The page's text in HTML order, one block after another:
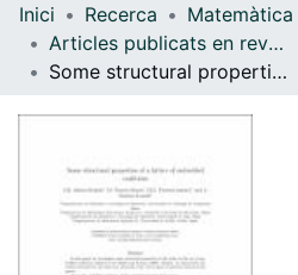
Inici Recerca
Articles publicats en revistes (Matemàtica Econòmica, Financera i Actuarial)
Some structural properties of a lattice of embedded coalitions